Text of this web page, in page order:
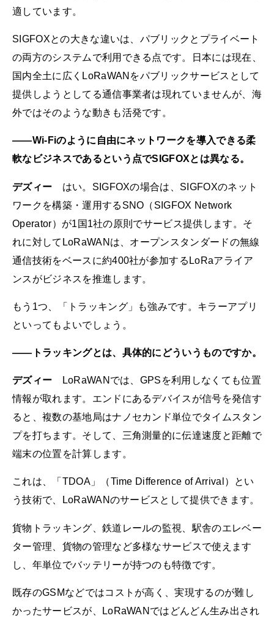
適しています。
SIGFOXとの大きな違いは、パブリックとプライベート
の両方のシステムで利用できる点です。日本には現在、
国内全土に広くLoRaWANをパブリックサービスとして
提供しようとしてる通信事業者は現れていませんが、海
外ではそのような動きも活発です。
――Wi-Fiのように自由にネットワークを導入できる柔
軟なビジネスであるという点でSIGFOXとは異なる。
デズィー はい。SIGFOXの場合は、SIGFOXのネット
ワークを構築・運用するSNO（SIGFOX Network
Operator）が1国1社の原則でサービス提供します。そ
れに対してLoRaWANは、オープンスタンダードの無線
通信技術をベースに約400社が参加するLoRaアライア
ンスがビジネスを推進します。
もう1つ、「トラッキング」も強みです。キラーアプリ
といってもよいでしょう。
――トラッキングとは、具体的にどういうものですか。
デズィー LoRaWANでは、GPSを利用しなくても位置
情報が取れます。エンドにあるデバイスが信号を発信す
ると、複数の基地局はナノセカンド単位でタイムスタン
プを打ちます。そして、三角測量的に伝達速度と距離で
端末の位置を計算します。
これは、「TDOA」（Time Difference of Arrival）とい
う技術で、LoRaWANのサービスとして提供できます。
貨物トラッキング、鉄道レールの監視、駅舎のエレベー
ター管理、貨物の管理など多様なサービスで使えます
し、年単位でバッテリーが持つのも特徴です。
既存のGSMなどではコストが高く、実現するのが難し
かったサービスが、LoRaWANではどんどん生み出され